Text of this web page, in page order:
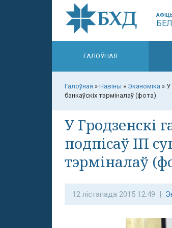
ГАЛОЎНАЯ
Галоўная » Навіны » Эканоміка » У
банкаўскіх тэрміналаў (фота)
У Гродзенскі
подпісаў ІП
тэрміналаў
12 лістапада 2015 12:49 |